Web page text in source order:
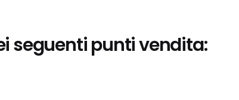
seguenti punti vendita: